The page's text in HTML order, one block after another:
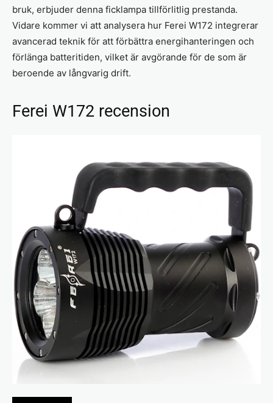
bruk, erbjuder denna ficklampa tillförlitlig prestanda.
Vidare kommer vi att analysera hur Ferei W172 integrerar
avancerad teknik för att förbättra energihanteringen och
förlänga batteritiden, vilket är avgörande för de som är
beroende av långvarig drift.
Ferei W172 recension